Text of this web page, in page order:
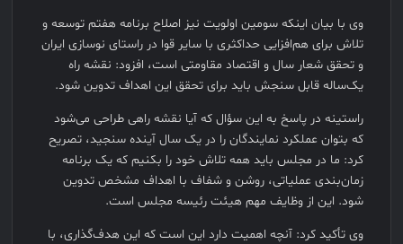
وی با بیان اینکه سومین اولویت نیز اصلاح برنامه هفتم توسعه و
تلاش برای هم‌افزایی حداکثری با سایر قوا در راستای نوسازی ایران
و تحقق شعار سال و اقتصاد مقاومتی است، افزود: نقشه راه
یک‌ساله قابل سنجش باید برای تحقق این اهداف تدوین شود.
راستینه در پاسخ به این سؤال که آیا نقشه راهی طراحی می‌شود
که بتوان عملکرد نمایندگان را در یک سال آینده سنجید، تصریح
کرد: ما در مجلس باید همه تلاش خود را بکنیم که یک برنامه
زمان‌بندی عملیاتی، روشن و شفاف با اهداف مشخص تدوین
شود. این از وظایف مهم هیئت رئیسه مجلس است.
وی تأکید کرد: آنچه اهمیت دارد این است که این هدف‌گذاری، با